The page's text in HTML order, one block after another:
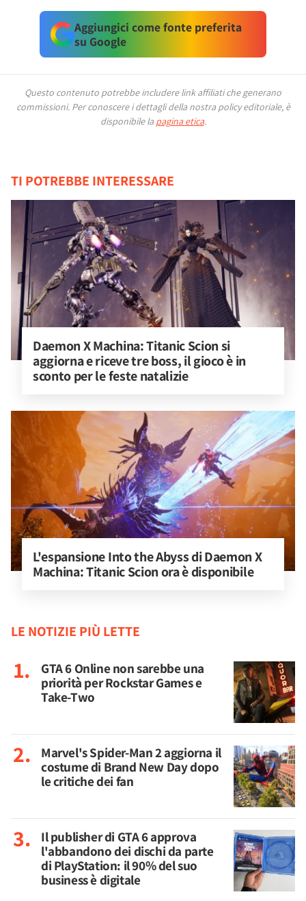
Aggiungici come fonte preferita
su Google
Questo contenuto potrebbe includere link affiliati che generano
commissioni. Per conoscere i dettagli della nostra policy editoriale, è
disponibile la pagina etica.
TI POTREBBE INTERESSARE
Daemon X Machina: Titanic Scion si
aggiorna e riceve tre boss, il gioco è in
sconto per le feste natalizie
L'espansione Into the Abyss di Daemon X
Machina: Titanic Scion ora è disponibile
LE NOTIZIE PIÙ LETTE
GTA 6 Online non sarebbe una
priorità per Rockstar Games e
Take-Two
Marvel's Spider-Man 2 aggiorna il
costume di Brand New Day dopo
le critiche dei fan
Il publisher di GTA 6 approva
l'abbandono dei dischi da parte
di PlayStation: il 90% del suo
business è digitale